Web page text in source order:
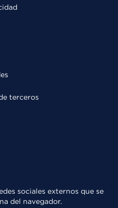
terceros
sociales externos que se
del navegador.